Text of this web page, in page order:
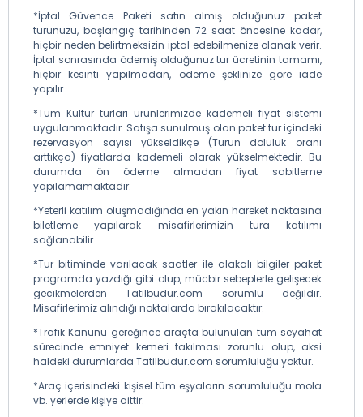
*İptal Güvence Paketi satın almış olduğunuz paket
turunuzu, başlangıç tarihinden 72 saat öncesine kadar,
hiçbir neden belirtmeksizin iptal edebilmenize olanak verir.
İptal sonrasında ödemiş olduğunuz tur ücretinin tamamı,
hiçbir kesinti yapılmadan, ödeme şeklinize göre iade
yapılır.
*Tüm Kültür turları ürünlerimizde kademeli fiyat sistemi
uygulanmaktadır. Satışa sunulmuş olan paket tur içindeki
rezervasyon sayısı yükseldikçe (Turun doluluk oranı
arttıkça) fiyatlarda kademeli olarak yükselmektedir. Bu
durumda ön ödeme almadan fiyat sabitleme
yapılamamaktadır.
*Yeterli katılım oluşmadığında en yakın hareket noktasına
biletleme yapılarak misafirlerimizin tura katılımı
sağlanabilir
*Tur bitiminde varılacak saatler ile alakalı bilgiler paket
programda yazdığı gibi olup, mücbir sebeplerle gelişecek
gecikmelerden Tatilbudur.com sorumlu değildir.
Misafirlerimiz alındığı noktalarda bırakılacaktır.
*Trafik Kanunu gereğince araçta bulunulan tüm seyahat
sürecinde emniyet kemeri takılması zorunlu olup, aksi
haldeki durumlarda Tatilbudur.com sorumluluğu yoktur.
*Araç içerisindeki kişisel tüm eşyaların sorumluluğu mola
vb. yerlerde kişiye aittir.